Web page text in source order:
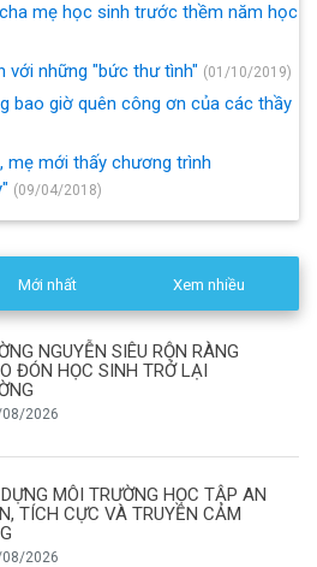
mẹ học sinh trước thềm năm học
với những "bức thư tình" (01/10/2019)
bao giờ quên công ơn của các thầy
mẹ mới thấy chương trình
(09/04/2018)
Mới nhất Xem nhiều
NGUYỄN SIÊU RỘN RÀNG
ĐÓN HỌC SINH TRỞ LẠI
2026
MÔI TRƯỜNG HỌC TẬP AN
TÍCH CỰC VÀ TRUYỀN CẢM
2026